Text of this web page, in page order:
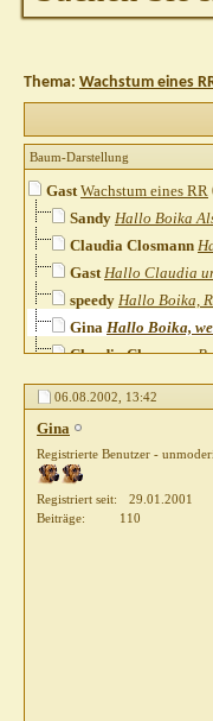
Thema: Wachstum eines
Baum-Darstellung
Gast Wachstum eines RR
Sandy Hallo Boika
Claudia Closmann
Gast Hallo Claudia
speedy Hallo Boika,
Gina Hallo Boika,
Claudia Closmann
Gast Hallo Gina!!!
Andrea Schweiz
Gast
Hallo Andrea!!!
Andrea Schweiz
Claudia Closmann
Gast
Hallo Claudia!!!
06.08.2002, 13:42
Gina
Registrierte Benutzer -
Registriert seit
29.01.2001
Beiträge
110